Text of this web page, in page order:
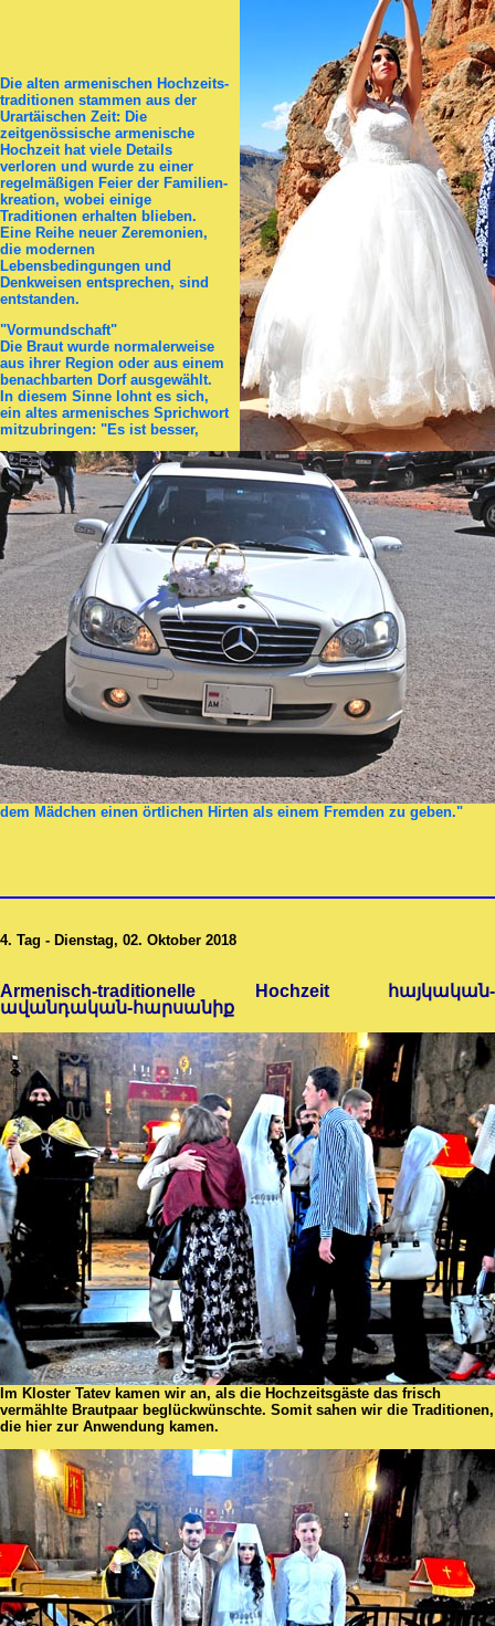
Die alten armenischen Hochzeits­
tra­di­ti­onen stammen aus der
Urartäischen Zeit: Die
zeitgenössische armenische
Hochzeit hat viele Details
verloren und wurde zu einer
regelmäßigen Feier der Familien­
kre­a­tion, wobei einige
Traditionen erhalten blieben.
Eine Reihe neuer Zeremonien,
die modernen
Lebensbedingungen und
Denkweisen entsprechen, sind
ent­stan­den.
"Vormundschaft"
Die Braut wurde normalerweise
aus ihrer Region oder aus einem
benachbarten Dorf ausgewählt.
In diesem Sinne lohnt es sich,
ein altes armenisches Sprichwort
mitzubringen: "Es ist besser,
dem Mädchen einen örtlichen Hirten als einem Fremden zu geben."
4. Tag - Dienstag, 02. Oktober 2018
Armenisch-traditionelle Hochzeit հայկական-
ավանդական-հարսանիք
Im Kloster Tatev kamen wir an, als die Hochzeitsgäste das frisch
vermählte Brautpaar beglückwünschte. Somit sahen wir die Traditionen,
die hier zur Anwendung kamen.